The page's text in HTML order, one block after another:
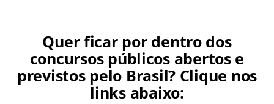
Quer ficar por dentro dos
concursos públicos abertos e
previstos pelo Brasil? Clique nos
links abaixo: